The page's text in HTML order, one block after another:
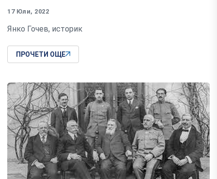
17 Юли, 2022
Янко Гочев, историк
ПРОЧЕТИ ОЩЕ